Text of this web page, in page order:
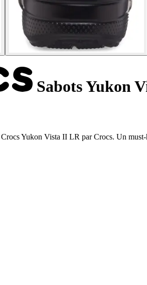
Sabots Yukon
Yukon Vista II LR par Crocs. Un